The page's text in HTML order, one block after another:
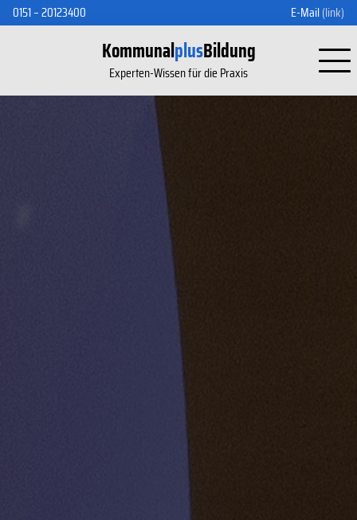
0151 – 20123400 E-Mail(link)
KommunalplusBildung
Experten-Wissen für die Praxis